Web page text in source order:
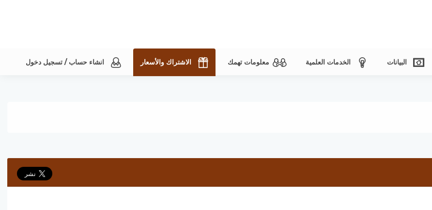
البيانات الخدمات العلمية معلومات تهمك الاشتراك والأسعار انشاء حساب / تسجيل دخول